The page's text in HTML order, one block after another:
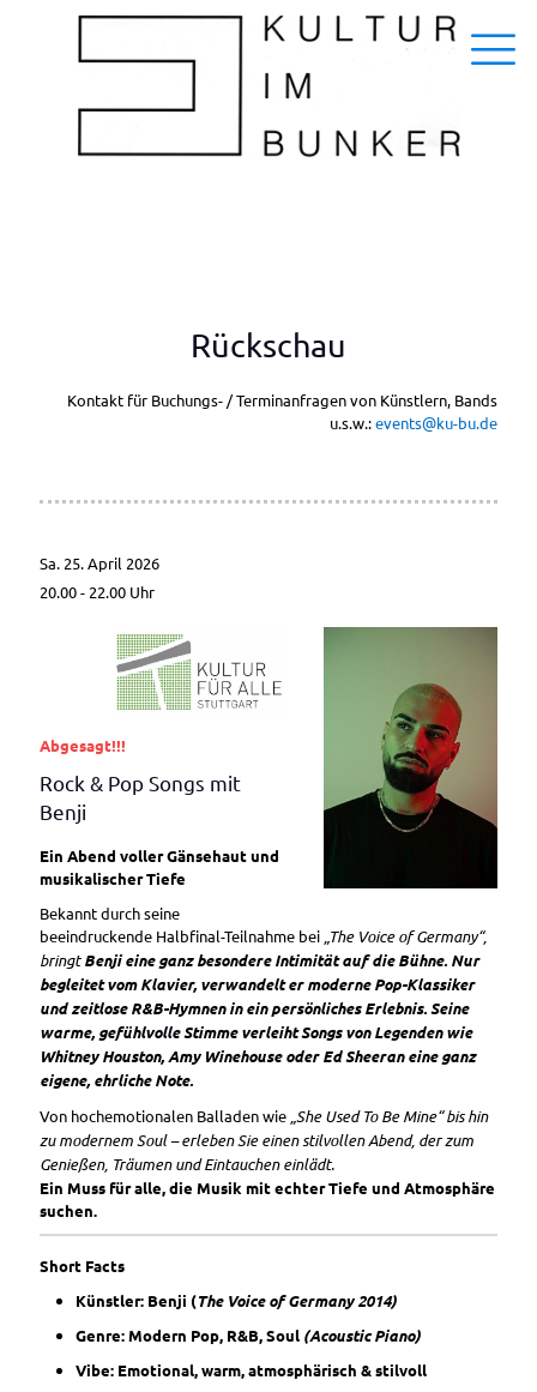
Rückschau
Kontakt für Buchungs- / Terminanfragen von Künstlern, Bands
u.s.w.:events@ku-bu.de
Sa. 25. April 2026
20.00 - 22.00 Uhr
Abgesagt!!!
Rock & Pop Songs mit
Benji
Ein Abend voller Gänsehaut und
musikalischer Tiefe
Bekannt durch seine
beeindruckende Halbfinal-Teilnahme bei „The Voice of Germany“,
bringtBenji eine ganz besondere Intimität auf die Bühne. Nur
begleitet vom Klavier, verwandelt er moderne Pop-Klassiker
und zeitlose R&B-Hymnen in ein persönliches Erlebnis. Seine
warme, gefühlvolle Stimme verleiht Songs von Legenden wie
Whitney Houston, Amy Winehouse oderEd Sheeran eine ganz
eigene, ehrliche Note.
Von hochemotionalen Balladen wie „She Used To Be Mine“ bis hin
zu modernem Soul – erleben Sie einen stilvollen Abend, der zum
Genießen, Träumen und Eintauchen einlädt.
Ein Muss für alle, die Musik mit echter Tiefe und Atmosphäre
suchen.
Short Facts
Künstler: Benji (The Voice of Germany 2014)
Genre: Modern Pop, R&B, Soul (Acoustic Piano)
Vibe: Emotional, warm, atmosphärisch & stilvoll